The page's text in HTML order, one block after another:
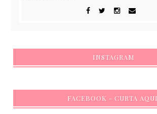
INSTAGRAM
FACEBOOK - CURTA